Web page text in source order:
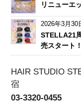
リニューエ
2026年3月30
STELLA21
売スタート！
HAIR STUDIO
宿
03-3320-0455